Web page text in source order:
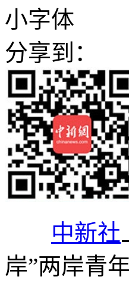
小字体
分享到：
中新社
岸”两岸青